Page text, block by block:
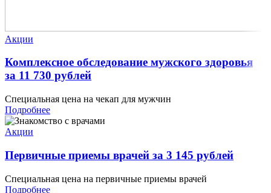
Акции
Комплексное обследование мужского здоровья
за 11 730 рублей
Специальная цена на чекап для мужчин
Подробнее
Акции
Первичные приемы врачей за 3 145 рублей
Специальная цена на первичные приемы врачей
Подробнее